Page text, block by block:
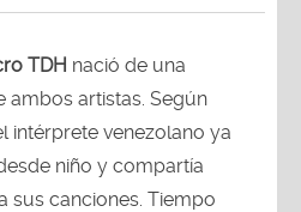
TDH nació de una
ambos artistas. Según
intérprete venezolano ya
niño y compartía
sus canciones. Tiempo